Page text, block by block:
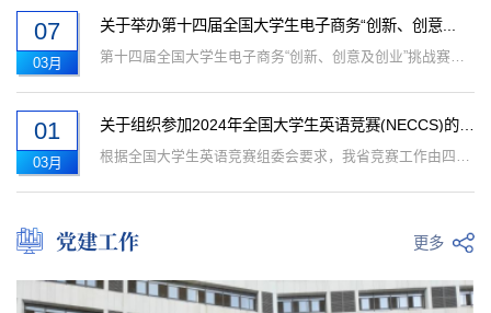
07
03月
关于举办第十四届全国大学生电子商务“创新、创意...
01
03月
党建工作 更多